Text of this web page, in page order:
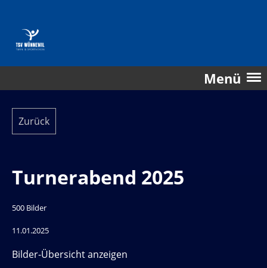
Menü
Zurück
Turnerabend 2025
500 Bilder
11.01.2025
Bilder-Übersicht anzeigen